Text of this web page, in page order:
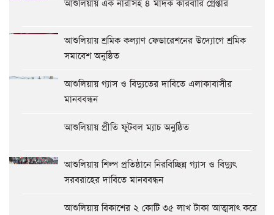
আশুলিয়ায় এক নারীসহ ৪ মাদক কারবারি গ্রেপ্তার
আশুলিয়ায় শ্রমিক কল্যাণ ফেডারেশনের উদ্যোগে শ্রমিক
সমাবেশ অনুষ্ঠিত
আশুলিয়ায় গ্যাস ও বিদ্যুতের দাবিতে এলাকাবাসীর
মানববন্ধন
আশুলিয়ায় প্রীতি ফুটবল ম্যাচ অনুষ্ঠিত
আশুলিয়ায় শিল্প প্রতিষ্ঠানে নিরবিচ্ছিন্ন গ্যাস ও বিদ্যুৎ
সরবরাহের দাবিতে মানববন্ধন
আশুলিয়ায় বিকাশের ২ কোটি ৩৫ লাখ টাকা আত্মসাৎ করে